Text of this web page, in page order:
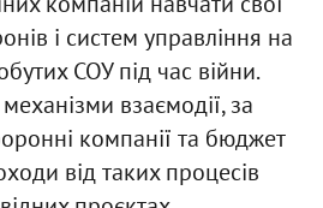
і систем управління на
СОУ під час війни.
взаємодії, за
компанії та бюджет
від таких процесів